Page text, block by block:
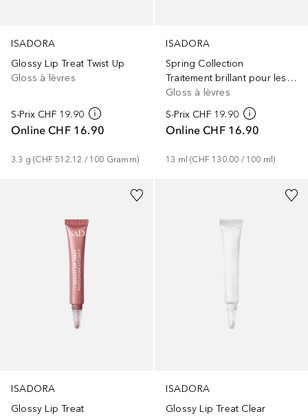
ISADORA
Glossy Lip Treat Twist Up
Gloss à lèvres
S-Prix CHF 19.90
Online CHF 16.90
3.3 g (CHF 512.12 / 100 Gramm)
ISADORA
Spring Collection
Traitement brillant pour les lèvres
Gloss à lèvres
S-Prix CHF 19.90
Online CHF 16.90
13 ml (CHF 130.00 / 100 ml)
ISADORA
Glossy Lip Treat
ISADORA
Glossy Lip Treat Clear